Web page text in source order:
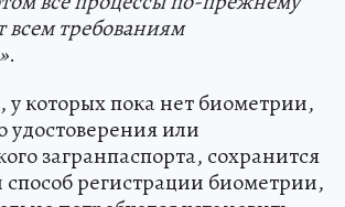
всем требованиям
».
у которых пока нет биометрии,
удостоверения или
загранпаспорта, сохранится
регистрации биометрии,